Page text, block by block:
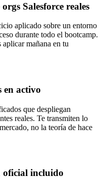
Salesforce reales
aplicado sobre un entorno
durante todo el bootcamp.
mañana en tu
en activo
que despliegan
reales. Te transmiten lo
no la teoría de hace
oficial incluido